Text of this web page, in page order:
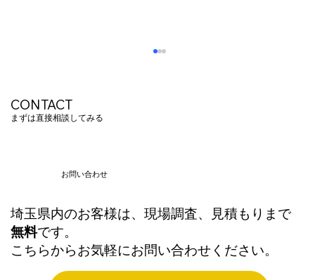
弱電工事業者に聞いてみた「正直、この
工事は受けたくない(笑)」その理由とは？
CONTACT
まずは直接相談してみる
お問い合わせ
埼玉県内のお客様は、現場調査、見積もりまで
無料です。
こちらからお気軽にお問い合わせください。